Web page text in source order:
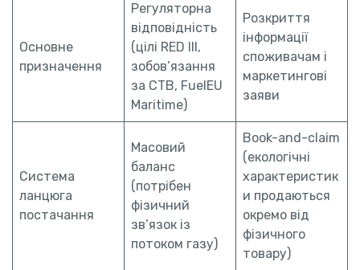
Основне
призначення
Регуляторна
відповідність
(цілі RED III,
зобов’язання
за СТВ, FuelEU
Maritime)
Розкриття
інформації
споживачам і
маркетингові
заяви
Система
ланцюга
постачання
Масовий
баланс
(потрібен
фізичний
зв’язок із
потоком газу)
Book-and-claim
(екологічні
характеристик
и продаються
окремо від
фізичного
товару)